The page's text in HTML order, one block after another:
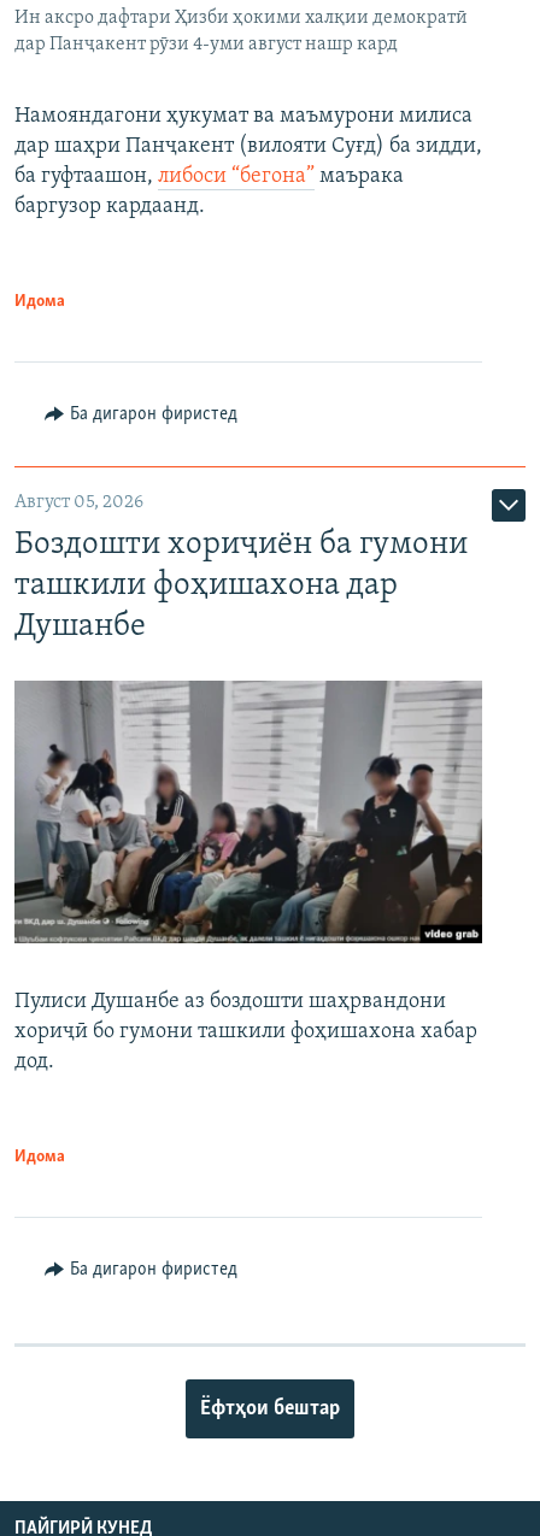
Ин аксро дафтари Ҳизби ҳокими халқии демократӣ
дар Панҷакент рӯзи 4-уми август нашр кард
Намояндагони ҳукумат ва маъмурони милиса
дар шаҳри Панҷакент (вилояти Суғд) ба зидди,
ба гуфтаашон, либоси “бегона” маърака
баргузор кардаанд.
Идома
Ба дигарон фиристед
Август 05, 2026
Боздошти хориҷиён ба гумони
ташкили фоҳишахона дар
Душанбе
Пулиси Душанбе аз боздошти шаҳрвандони
хориҷӣ бо гумони ташкили фоҳишахона хабар
дод.
Идома
Ба дигарон фиристед
Ёфтҳои бештар
ПАЙГИРӢ КУНЕД